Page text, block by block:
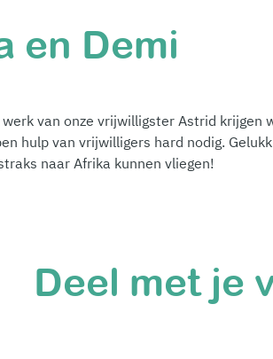
en Demi
van onze vrijwilligster Astrid krijgen
hulp van vrijwilligers hard nodig.
naar Afrika kunnen vliegen!
Deel met je